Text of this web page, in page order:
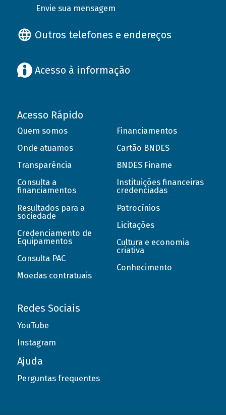
Envie sua mensagem
Outros telefones e endereços
Acesso à informação
Acesso Rápido
Quem somos
Onde atuamos
Transparência
Consulta a
financiamentos
Resultados para a
sociedade
Credenciamento de
Equipamentos
Consulta PAC
Moedas contratuais
Financiamentos
Cartão BNDES
BNDES Finame
Instituições financeiras
credenciadas
Patrocínios
Licitações
Cultura e economia
criativa
Conhecimento
Redes Sociais
YouTube
Instagram
Ajuda
Perguntas frequentes